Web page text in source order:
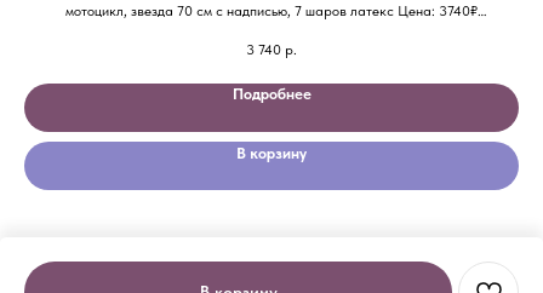
мотоцикл, звезда 70 см с надписью, 7 шаров латекс Цена: 3740₽
3 740 р.
Подробнее
В корзину